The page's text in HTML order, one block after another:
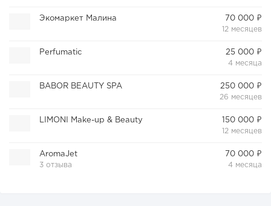
Экомаркет Малина
70 000 ₽
12 месяцев
Perfumatic
25 000 ₽
4 месяца
BABOR BEAUTY SPA
250 000 ₽
26 месяцев
LIMONI Make-up & Beauty
150 000 ₽
12 месяцев
AromaJet
3 отзыва
70 000 ₽
4 месяца